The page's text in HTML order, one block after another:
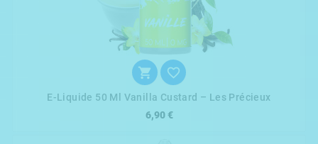
 
E-Liquide 50 Ml Vanilla Custard – Les Précieux
6,90 €